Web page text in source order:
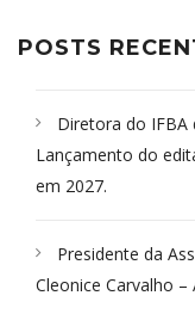
POSTS
Diretora do IFBA
Lançamento do
em 2027.
Presidente da
Cleonice Carvalho